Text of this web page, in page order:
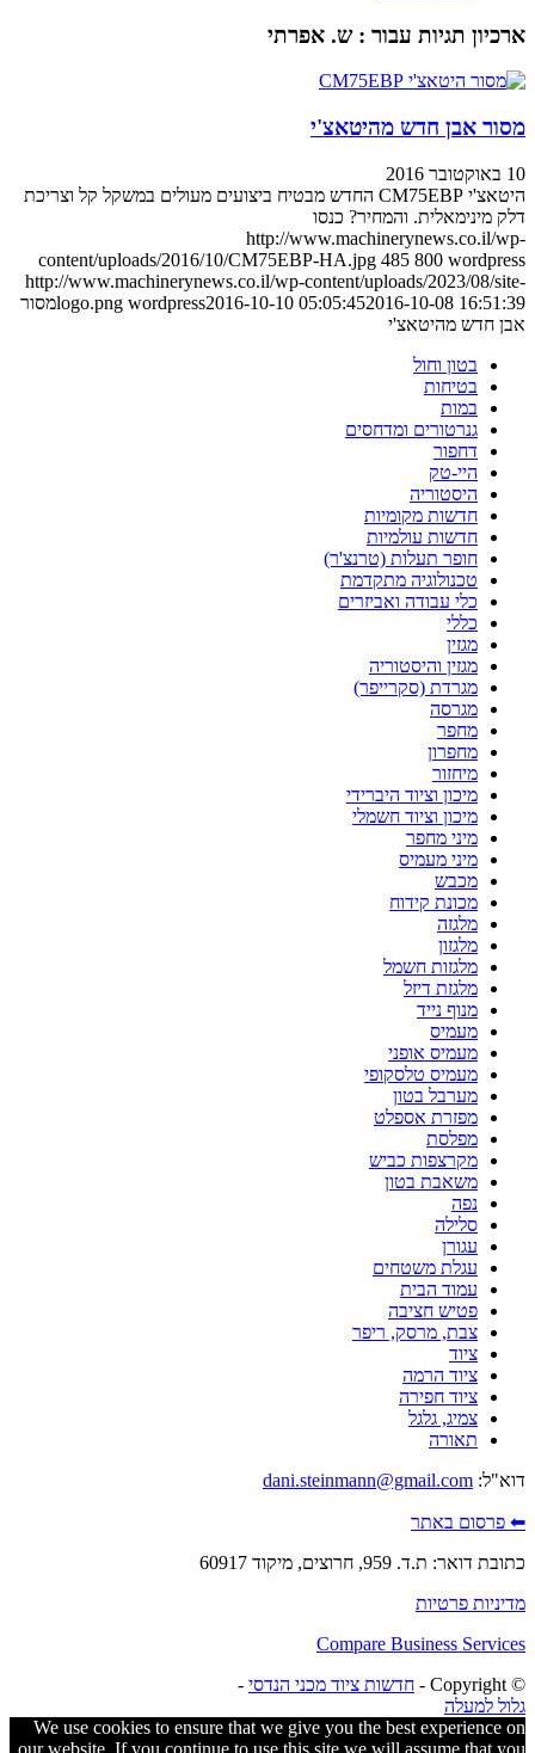
ארכיון תגיות עבור :ש. אפרתי
מסור אבן חדש מהיטאצ'י
10 באוקטובר 2016
היטאצ'י CM75EBP החדש מבטיח ביצועים מעולים במשקל קל וצריכת
דלק מינימאלית. והמחיר? כנסו
http://www.machinerynews.co.il/wp-
content/uploads/2016/10/CM75EBP-HA.jpg 485 800 wordpress
http://www.machinerynews.co.il/wp-content/uploads/2023/08/site-
logo.png wordpress2016-10-10 05:05:452016-10-08 16:51:39
מסור
אבן חדש מהיטאצ'י
בטון וחול
בטיחות
במות
גנרטורים ומדחסים
דחפור
היי-טק
היסטוריה
חדשות מקומיות
חדשות עולמיות
חופר תעלות (טרנצ'ר)
טכנולוגיה מתקדמת
כלי עבודה ואביזרים
כללי
מגזין
מגזין והיסטוריה
מגרדת (סקרייפר)
מגרסה
מחפר
מחפרון
מיחזור
מיכון וציוד היברידי
מיכון וציוד חשמלי
מיני מחפר
מיני מעמיס
מכבש
מכונת קידוח
מלגזה
מלגזון
מלגזות חשמל
מלגזת דיזל
מנוף נייד
מעמיס
מעמיס אופני
מעמיס טלסקופי
מערבל בטון
מפזרת אספלט
מפלסת
מקרצפות כביש
משאבת בטון
נפה
סלילה
עגורן
עגלת משטחים
עמוד הבית
פטיש חציבה
צבת, מרסק, ריפר
ציוד
ציוד הרמה
ציוד חפירה
צמיג, גלגל
תאורה
דוא"ל: dani.steinmann@gmail.com
⬅ פרסום באתר
כתובת דואר: ת.ד. 959, חרוצים, מיקוד 60917
מדיניות פרטיות
Compare Business Services
© ‫Copyright -
חדשות ציוד מכני הנדסי -
גלול למעלה
We use cookies to ensure that we give you the best experience on
our website. If you continue to use this site we will assume that you